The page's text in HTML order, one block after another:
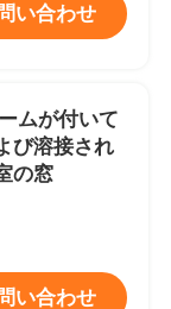
い合わせ
ムが付いて
び溶接され
の窓
い合わせ